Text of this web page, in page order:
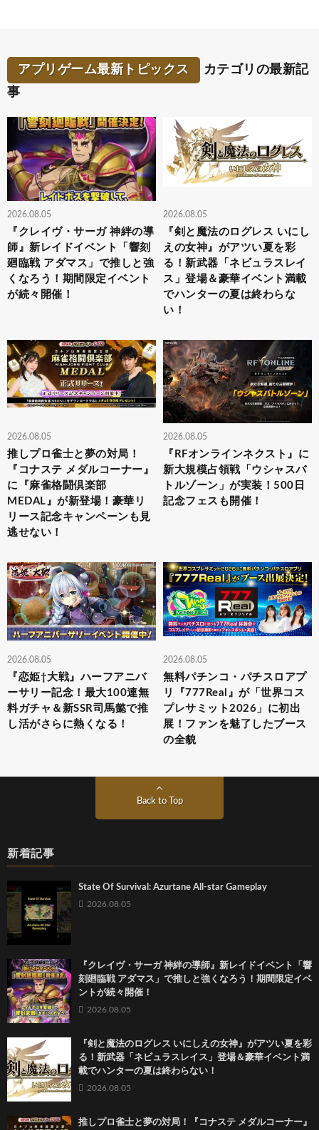
アプリゲーム最新トピックス
カテゴリの最新記
事
2026.08.05
『クレイヴ・サーガ 神絆の導
師』新レイドイベント「響刻
廻臨戦 アダマス」で推しと強
くなろう！期間限定イベント
が続々開催！
2026.08.05
『剣と魔法のログレス いにし
えの女神』がアツい夏を彩
る！新武器「ネビュラスレイ
ス」登場＆豪華イベント満載
でハンターの夏は終わらな
い！
2026.08.05
推しプロ雀士と夢の対局！
『コナステ メダルコーナー』
に『麻雀格闘倶楽部
MEDAL』が新登場！豪華リ
リース記念キャンペーンも見
逃せない！
2026.08.05
『RFオンラインネクスト』に
新大規模占領戦「ウシャスバ
トルゾーン」が実装！500日
記念フェスも開催！
2026.08.05
『恋姫†大戦』ハーフアニバ
ーサリー記念！最大100連無
料ガチャ＆新SSR司馬懿で推
し活がさらに熱くなる！
2026.08.05
無料パチンコ・パチスロアプ
リ『777Real』が「世界コス
プレサミット2026」に初出
展！ファンを魅了したブース
の全貌
Back to Top
新着記事
State Of Survival: Azurtane All-star Gameplay
2026.08.05
『クレイヴ・サーガ 神絆の導師』新レイドイベント「響
刻廻臨戦 アダマス」で推しと強くなろう！期間限定イベ
ントが続々開催！
2026.08.05
『剣と魔法のログレス いにしえの女神』がアツい夏を彩
る！新武器「ネビュラスレイス」登場＆豪華イベント満
載でハンターの夏は終わらない！
2026.08.05
推しプロ雀士と夢の対局！『コナステ メダルコーナー』